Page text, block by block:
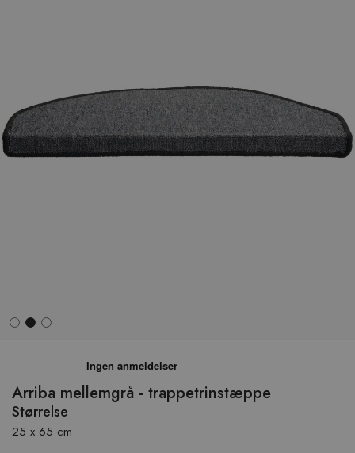
Arriba mellemgrå - trappetrinstæppe
Størrelse
25 x 65 cm
begyndelsen
af
billedgalleriet